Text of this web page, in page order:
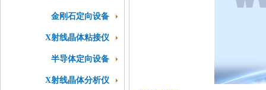
金刚石定向设备
X射线晶体粘接仪
半导体定向设备
X射线晶体分析仪